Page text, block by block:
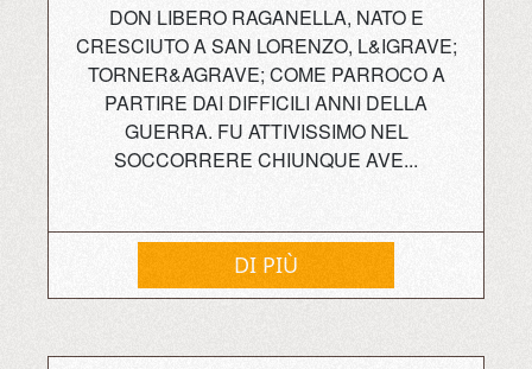
DON LIBERO RAGANELLA, NATO E
CRESCIUTO A SAN LORENZO, L&IGRAVE;
TORNER&AGRAVE; COME PARROCO A
PARTIRE DAI DIFFICILI ANNI DELLA
GUERRA. FU ATTIVISSIMO NEL
SOCCORRERE CHIUNQUE AVE...
DI PIÙ